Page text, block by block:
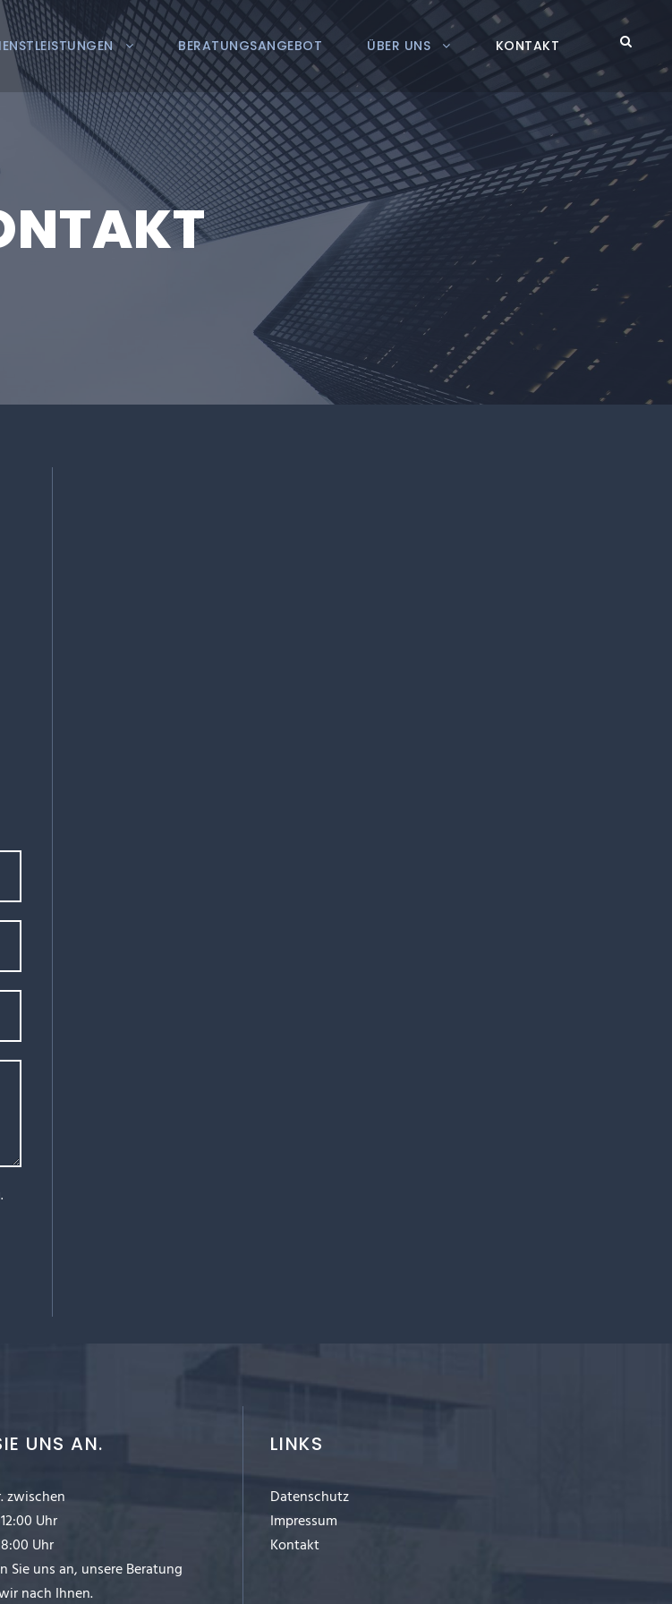
BERATUNGSANGEBOT ÜBER UNS KONTAKT
UNS AN.
zwischen
Uhr
Uhr
Sie uns an, unsere Beratung
nach Ihnen.
LINKS
Datenschutz
Impressum
Kontakt